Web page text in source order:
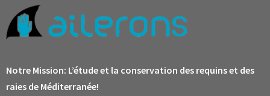
Notre Mission: L’étude et la conservation des requins et des
raies de Méditerranée!